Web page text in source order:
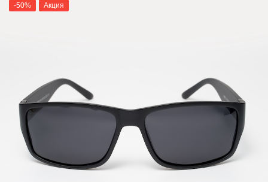
-50% Акция